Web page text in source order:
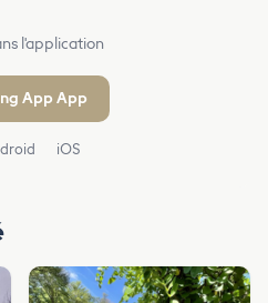
l'application
App App
iOS